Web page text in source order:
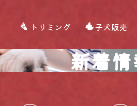
トリミング 子犬販売
新着